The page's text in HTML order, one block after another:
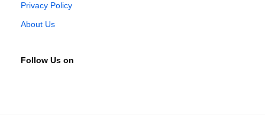
Privacy Policy
About Us
Follow Us on